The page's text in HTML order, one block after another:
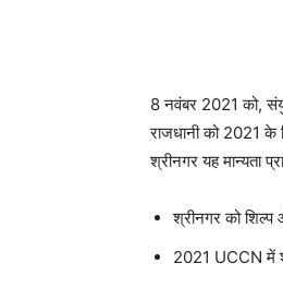
8 नवंबर 2021 को,
राजधानी को 2021
श्रीनगर यह मान्यता
श्रीनगर को
2021 UCCN में